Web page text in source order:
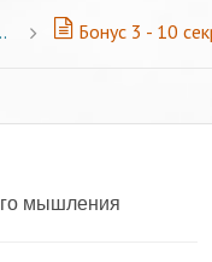
Бонус 3 - 10
мышления